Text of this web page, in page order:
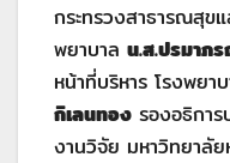
กระทรวงสาธารณสุข
พยาบาล น.ส.ปรมาภ
หน้าที่บริหาร โรงพยา
กิเลนทอง รองอธิการ
งานวิจัย มหาวิทยาลัย